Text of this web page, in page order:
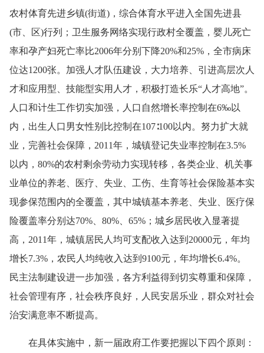
农村体育先进乡镇(街道) ， 综合体育水平进入全国先进县
(市、区)行列；卫生服务网络实现行政村全覆盖，婴儿死亡
率和孕产妇死亡率比2006年分别下降20%和25% ，全市病床
位达1200张。加强人才队伍建设，大力培养、引进高层次人
才和应用型、技能型实用人才，积极打造长乐“人才高地”。
人口和计生工作切实加强，人口自然增长率控制在6‰以
内，出生人口男女性别比控制在107∶100以内。努力扩大就
业，完善社会保障， 2011年，城镇登记失业率控制在3.5%
以内， 80%的农村剩余劳动力实现转移，各类企业、机关事
业单位的养老、医疗、失业、工伤、生育等社会保险基本实
现参保范围内的全覆盖，其中城镇基本养老、失业、医疗保
险覆盖率分别达70% 80% 65% ；城乡居民收入显著提
高， 2011年，城镇居民人均可支配收入达到 20000元，年均
增长7.3% ，农民人均纯收入达到 9100元，年均增长6.4%。
民主法制建设进一步加强，各方利益得到切实尊重和保障，
社会管理有序，社会秩序良好，人民安居乐业，群众对社会
治安满意率不断提高。
在具体实施中，新一届政府工作要把握以下四个原则：